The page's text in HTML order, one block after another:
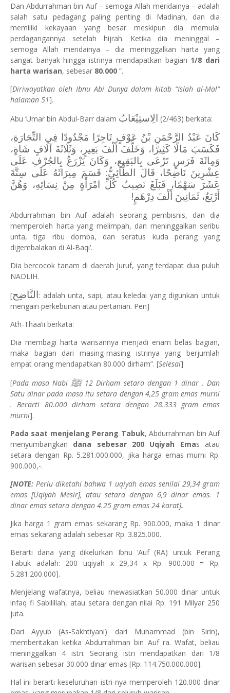
Dan Abdurrahman bin Auf – semoga Allah meridainya – adalah
salah satu pedagang paling penting di Madinah, dan dia
memiliki kekayaan yang besar meskipun dia memulai
perdagangannya setelah hijrah. Ketika dia meninggal –
semoga Allah meridainya – dia meninggalkan harta yang
sangat banyak hingga istrinya mendapatkan bagian 1/8 dari
harta warisan, sebesar 80.000 ”.
[Diriwayatkan oleh Ibnu Abi Dunya dalam kitab “Islah al-Mal”
halaman 51].
Abu ‘Umar bin Abdul-Barr dalam الِاستِيْعَابُ (2/463) berkata:
كَانَ عَبْدُ الرَّحْمَنِ بْنُ عَوْفٍ تَاجِرًا مَجْدُودًا فِي التِّجَارَةِ،
فَكَسَبَ مَالًا كَثِيرًا، وَخَلَّفَ أَلْفَ بَعِيرٍ، وَثَلَاثَةَ آلَافٍ شَاةٍ،
وَمِائَةَ فَرَسٍ تَرْعَى بِالبَقِيعِ، وَكَانَ يَزْرَعُ بِالجُرْفِ عَلَى
عِشْرِينَ نَاضِحًا، قَالَ الطَّائِيُّ: قَسَمَ مِيرَاثَهُ عَلَى سِتَّةَ
عَشَرَ سَهْمًا، فَبَلَغَ نَصِيبُ كُلِّ امْرَأَةٍ مِنْ نِسَائِهِ، وَهُنَّ
أَرْبَعٌ، ثَمَانِينَ أَلْفَ دِرْهَمٍ!
Abdurrahman bin Auf adalah seorang pembisnis, dan dia
memperoleh harta yang melimpah, dan meninggalkan seribu
unta, tiga ribu domba, dan seratus kuda perang yang
digembalakan di Al-Baqi’.
Dia bercocok tanam di daerah Juruf, yang terdapat dua puluh
NADLIH.
[النَّاضِح: adalah unta, sapi, atau keledai yang digunkan untuk
mengairi perkebunan atau pertanian. Pen]
Ath-Thaa’ii berkata:
Dia membagi harta warisannya menjadi enam belas bagian,
maka bagian dari masing-masing istrinya yang berjumlah
empat orang mendapatkan 80.000 dirham”. [Selesai]
[Pada masa Nabiﷺ12 Dirham setara dengan 1 dinar . Dan
Satu dinar pada masa itu setara dengan 4,25 gram emas murni
. Berarti 80.000 dirham setara dengan 28.333 gram emas
murni].
Pada saat menjelang Perang Tabuk, Abdurrahman bin Auf
menyumbangkan dana sebesar 200 Uqiyah Emas atau
setara dengan Rp. 5.281.000.000, jika harga emas murni Rp.
900.000,-.
[NOTE: Perlu diketahi bahwa 1 uqiyah emas senilai 29,34 gram
emas [Uqiyah Mesir], atau setara dengan 6,9 dinar emas. 1
dinar emas setara dengan 4.25 gram emas 24 karat].
Jika harga 1 gram emas sekarang Rp. 900.000, maka 1 dinar
emas sekarang adalah sebesar Rp. 3.825.000.
Berarti dana yang dikelurkan Ibnu ‘Auf (RA) untuk Perang
Tabuk adalah: 200 uqiyah x 29,34 x Rp. 900.000 = Rp.
5.281.200.000].
Menjelang wafatnya, beliau mewasiatkan 50.000 dinar untuk
infaq fi Sabilillah, atau setara dengan nilai Rp. 191 Milyar 250
juta.
Dari Ayyub (As-Sakhtiyani) dari Muhammad (bin Sirin),
memberitakan ketika Abdurrahman bin Auf ra. Wafat, beliau
meninggalkan 4 istri. Seorang istri mendapatkan dari 1/8
warisan sebesar 30.000 dinar emas [Rp. 114.750.000.000].
Hal ini berarti keseluruhan istri-nya memperoleh 120.000 dinar